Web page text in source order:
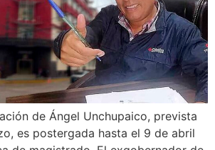
de Ángel Unchupaico, prevista
es postergada hasta el 9 de abril